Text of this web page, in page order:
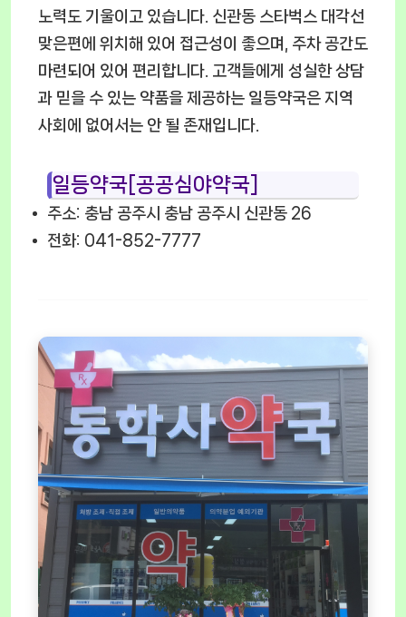
노력도 기울이고 있습니다. 신관동 스타벅스 대각선
맞은편에 위치해 있어 접근성이 좋으며, 주차 공간도
마련되어 있어 편리합니다. 고객들에게 성실한 상담
과 믿을 수 있는 약품을 제공하는 일등약국은 지역
사회에 없어서는 안 될 존재입니다.
일등약국[공공심야약국]
주소: 충남 공주시 충남 공주시 신관동 26
전화: 041-852-7777